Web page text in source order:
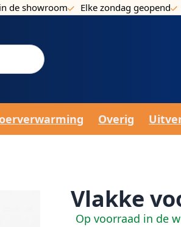
de showroom Elke zondag geopend
Overig
Vlakke
Op voorraad in de